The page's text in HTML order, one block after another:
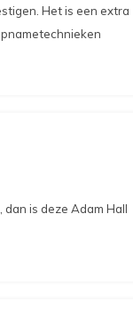
Het is een extra
is deze Adam Hall